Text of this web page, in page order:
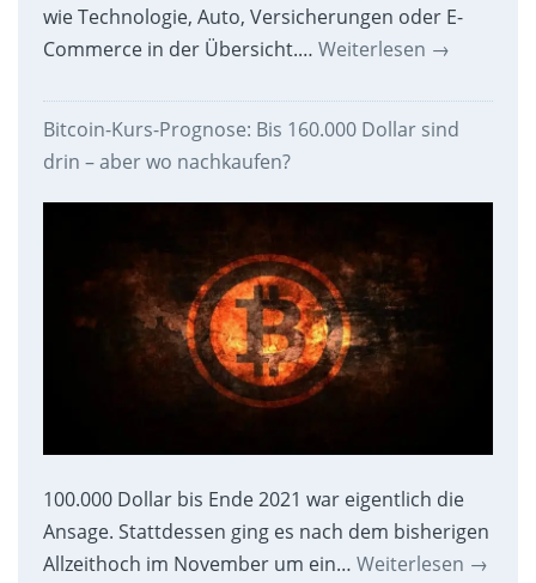
wie Technologie, Auto, Versicherungen oder E-
Commerce in der Übersicht.… Weiterlesen →
Bitcoin-Kurs-Prognose: Bis 160.000 Dollar sind
drin – aber wo nachkaufen?
100.000 Dollar bis Ende 2021 war eigentlich die
Ansage. Stattdessen ging es nach dem bisherigen
Allzeithoch im November um ein… Weiterlesen →